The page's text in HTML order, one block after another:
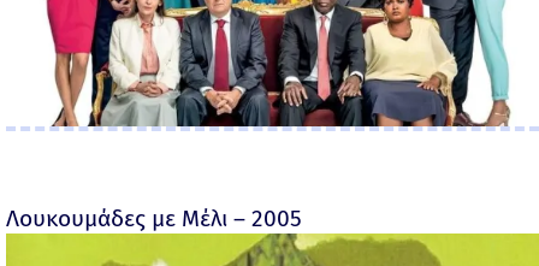
Λουκουμάδες με Μέλι – 2005